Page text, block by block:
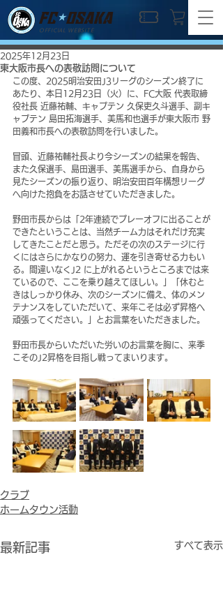
OFFICIAL WEBSITE
東大阪市長への表敬訪問について
2025年12月23日
この度、2025明治安田J3リーグのシーズン終了に
あたり、本日12月23日（火）に、FC大阪 代表取締
役社長 近藤祐輔、キャプテン 久保吏久斗選手、副キ
ャプテン 島田拓海選手、美馬和也選手が東大阪市 野
田義和市長への表敬訪問を行いました。
冒頭、近藤祐輔社長より今シーズンの結果を報告、
また久保選手、島田選手、美馬選手から、自身から
見たシーズンの振り返り、明治安田百年構想リーグ
へ向けた抱負をお話させていただきました。
野田市長からは「2年連続でプレーオフに出ることが
できたということは、当然チーム力はそれだけ充実
してきたことだと思う。ただその次のステージに行
くにはさらにかなりの努力、運を引き寄せる力もい
る。間違いなくJ2 に上がれるというところまでは来
ているので、ここを乗り越えてほしい。」「休むと
きはしっかり休み、次のシーズンに備え、体のメン
テナンスをしていただいて、来年こそは必ず昇格へ
頑張ってください。」とお言葉をいただきました。
野田市長からいただいた労いのお言葉を胸に、来季
こそのJ2昇格を目指し戦ってまいります。
クラブ
ホームタウン活動
最新記事 すべて表示